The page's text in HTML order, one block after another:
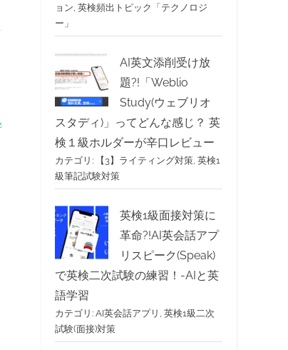
ョン 英検頻出トピック「テクノロジ
ー」
AI英文添削受け放
題?!「Weblio
Study(ウェブリオ
スタディ)」ってどんな感じ？ 英
検１級ホルダーが辛口レビュー
カテゴリ: 【3】ライティング対策 英検1
級筆記試験対策
英検1級面接対策に
革命?!AI英会話アプ
リスピーク(Speak)
で英検二次試験の練習！-AIと英
語学習
カテゴリ: AI英会話アプリ 英検1級二次
試験(面接)対策